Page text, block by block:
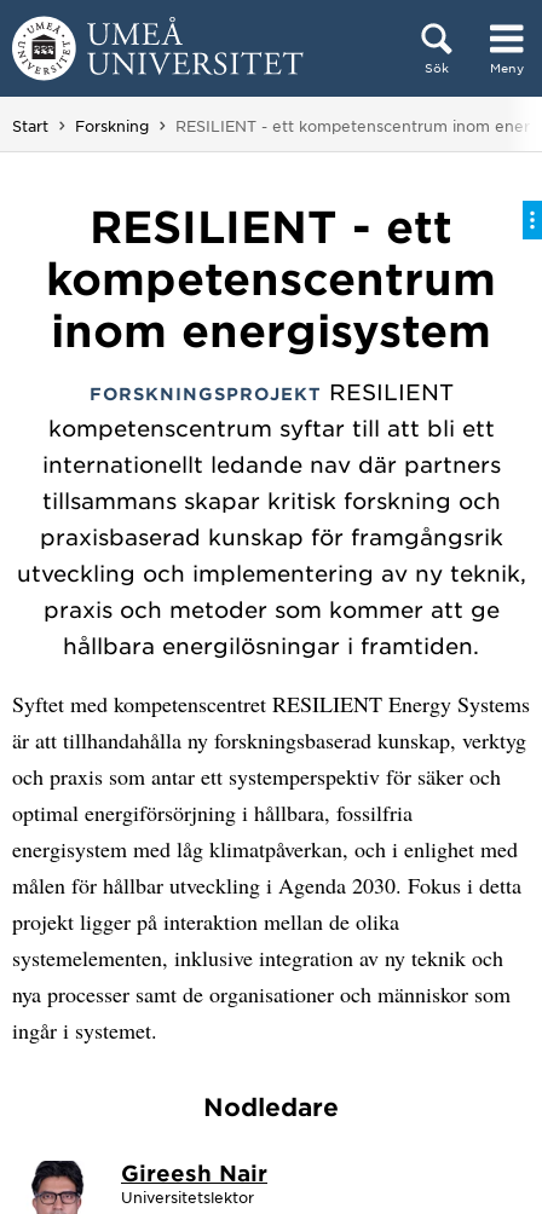
Hoppa direkt till innehållet
Sök Meny
Huvudmenyn dold.
Start Forskning Du är här:
RESILIENT - ett kompetenscentrum inom
RESILIENT - ett
kompetenscentrum
inom energisystem
FORSKNINGSPROJEKT RESILIENT
kompetenscentrum syftar till att bli ett
internationellt ledande nav där partners
tillsammans skapar kritisk forskning och
praxisbaserad kunskap för framgångsrik
utveckling och implementering av ny teknik,
praxis och metoder som kommer att ge
hållbara energilösningar i framtiden.
Syftet med kompetenscentret RESILIENT Energy Systems
är att tillhandahålla ny forskningsbaserad kunskap, verktyg
och praxis som antar ett systemperspektiv för säker och
optimal energiförsörjning i hållbara, fossilfria
energisystem med låg klimatpåverkan, och i enlighet med
målen för hållbar utveckling i Agenda 2030. Fokus i detta
projekt ligger på interaktion mellan de olika
systemelementen, inklusive integration av ny teknik och
nya processer samt de organisationer och människor som
ingår i systemet.
Nodledare
Gireesh Nair
Universitetslektor